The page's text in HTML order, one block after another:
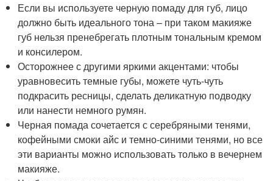
Если вы используете черную помаду для губ, лицо
должно быть идеального тона – при таком макияже
губ нельзя пренебрегать плотным тональным кремом
и консилером.
Осторожнее с другими яркими акцентами: чтобы
уравновесить темные губы, можете чуть-чуть
подкрасить ресницы, сделать деликатную подводку
или нанести немного румян.
Черная помада сочетается с серебряными тенями,
кофейными смоки айс и темно-синими тенями, но все
эти варианты можно использовать только в вечернем
макияже.